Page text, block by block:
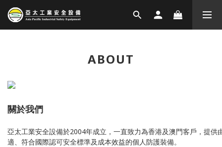
ABOUT
關於我們
亞太工業安全設備於2004年成立，一直致力為香港及澳門客戶，提供
適、符合國際認可安全標準及成本效益的個人防護裝備。